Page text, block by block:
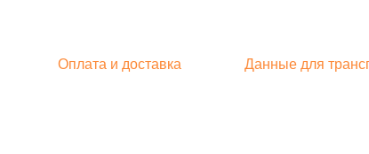
Оплата и доставка Данные для